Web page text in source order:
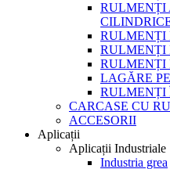
RULMENȚI
RULMENȚI
RULMENȚI
RULMENȚI
LAGĂRE
RULMENȚI
CARCASE CU
ACCESORII
Aplicații
Aplicații Industriale
Industria grea